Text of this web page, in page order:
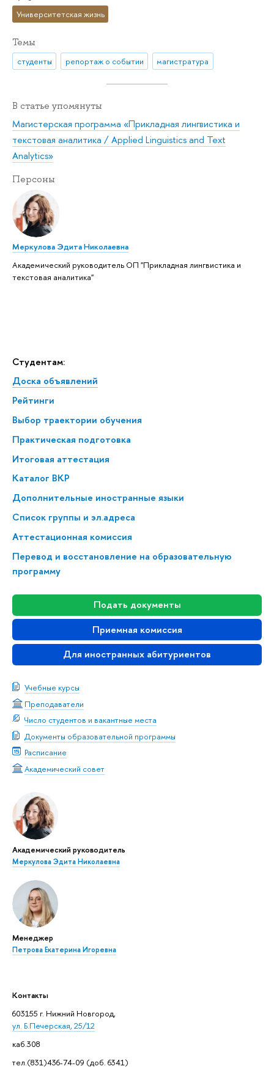
Студентам:
Доска объявлений
Рейтинги
Выбор траектории обучения
Практическая подготовка
Итоговая аттестация
Каталог ВКР
Дополнительные иностранные языки
Список группы и эл.адреса
Аттестационная комиссия
Перевод и восстановление на образовательную
программу
Подать документы
Приемная комиссия
Для иностранных абитуриентов
Учебные курсы
Преподаватели
Число студентов и вакантные места
Документы образовательной программы
Расписание
Академический совет
Академический руководитель
Меркулова Эдита Николаевна
Менеджер
Петрова Екатерина Игоревна
Контакты
603155 г. Нижний Новгород,
ул. Б.Печерская, 25/12
каб.308
тел.(831)436-74-09 (доб. 6341)
Университетская жизнь
Темы
студенты репортаж о событии магистратура
В статье упомянуты
Магистерская программа «Прикладная лингвистика и
текстовая аналитика / Applied Linguistics and Text
Analytics»
Персоны
Меркулова Эдита Николаевна
Академический руководитель ОП "Прикладная лингвистика и
текстовая аналитика"